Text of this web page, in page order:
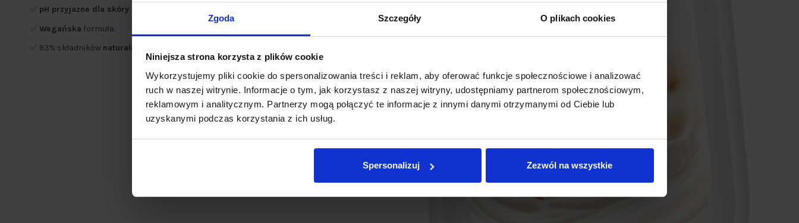
Zgoda Szczegóły O plikach cookies
Niniejsza strona korzysta z plików cookie
Wykorzystujemy pliki cookie do spersonalizowania treści i reklam, aby oferować funkcje społecznościowe i analizować
ruch w naszej witrynie. Informacje o tym, jak korzystasz z naszej witryny, udostępniamy partnerom społecznościowym,
reklamowym i analitycznym. Partnerzy mogą połączyć te informacje z innymi danymi otrzymanymi od Ciebie lub
uzyskanymi podczas korzystania z ich usług.
Spersonalizuj Zezwól na wszystkie
pH przyjazne dla skóry.
Wegańska formuła.
✅ 93% składników naturalnego pochodzenia